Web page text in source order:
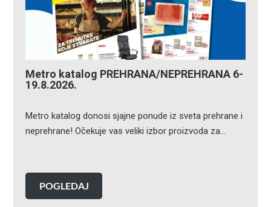
Metro katalog PREHRANA/NEPREHRANA 6-
19.8.2026.
Metro katalog donosi sjajne ponude iz sveta prehrane i
neprehrane! Očekuje vas veliki izbor proizvoda za…
POGLEDAJ